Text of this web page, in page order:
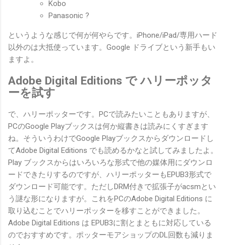
Kobo
Panasonic ?
というような感じで何が何やらです。iPhone/iPad/専用ハード
以外のは大抵使っています。Google ドライブという新手もい
ますよ。
Adobe Digital Editions で ハリーポッタ
ーを試す
で、ハリーポッターです。PCで読みたいこともありますが、
PCのGoogle Playブックスは何か縦書きは読みにくすぎます
ね。そういうわけでGoogle Playブックスからダウンロードし
てAdobe Digital Editions でも読めるかなと試してみましたよ。
Play ブックスからはいろいろな形式で他の媒体用にダウンロ
ードできたりするのですが、ハリーポッターもEPUB3形式で
ダウンロード可能です。ただしDRM付きで拡張子がacsmとい
う謎な形になりますが。これをPCのAdobe Digital Editions に
取り込むことでハリーポッターを移すことができました。
Adobe Digital Editions は EPUB3に割とまともに対応している
のでおすすめです。ポッターモアショップのDL回数も減りま